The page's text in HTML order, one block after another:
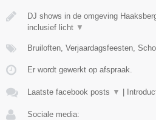
DJ shows in de omgeving
inclusief licht ▼
Bruiloften, Verjaardagsfeesten,
Er wordt gewerkt op afspraak.
Laatste facebook posts ▼
Sociale media: